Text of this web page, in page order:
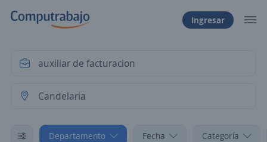
Ingresar
Departamento Fecha Categoría